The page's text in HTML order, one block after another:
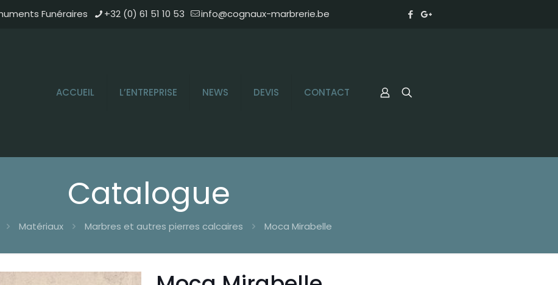
Funéraires +32 (0) 61 51 10 53 info@cognaux-marbrerie.be
ACCUEIL L’ENTREPRISE NEWS DEVIS CONTACT
Catalogue
Matériaux Marbres et autres pierres calcaires Moca Mirabelle